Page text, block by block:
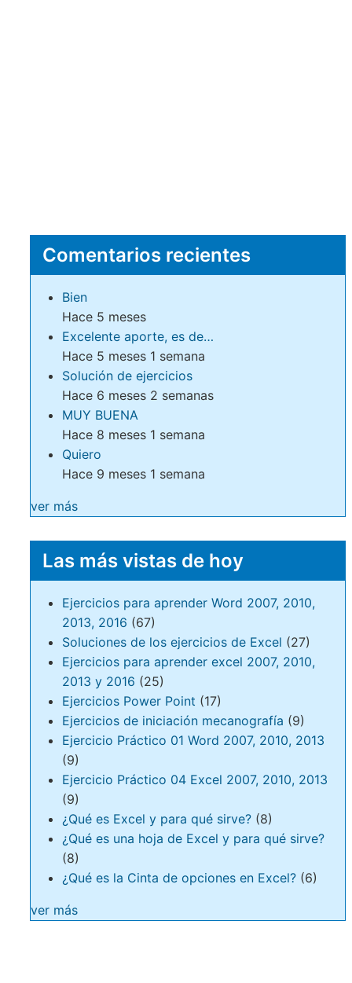
Comentarios recientes
Bien
Hace 5 meses
Excelente aporte, es de…
Hace 5 meses 1 semana
Solución de ejercicios
Hace 6 meses 2 semanas
MUY BUENA
Hace 8 meses 1 semana
Quiero
Hace 9 meses 1 semana
ver más
Las más vistas de hoy
Ejercicios para aprender Word 2007, 2010,
2013, 2016 (67)
Soluciones de los ejercicios de Excel (27)
Ejercicios para aprender excel 2007, 2010,
2013 y 2016 (25)
Ejercicios Power Point (17)
Ejercicios de iniciación mecanografía (9)
Ejercicio Práctico 01 Word 2007, 2010, 2013
(9)
Ejercicio Práctico 04 Excel 2007, 2010, 2013
(9)
¿Qué es Excel y para qué sirve? (8)
¿Qué es una hoja de Excel y para qué sirve?
(8)
¿Qué es la Cinta de opciones en Excel? (6)
ver más